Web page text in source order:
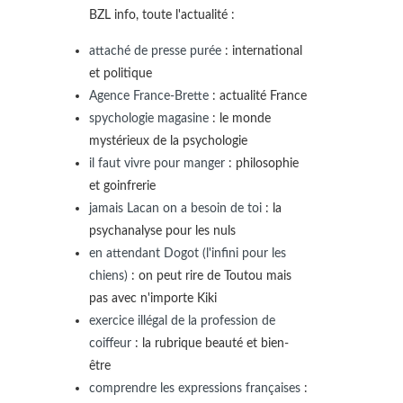
BZL info, toute l'actualité :
attaché de presse purée : international
et politique
Agence France-Brette : actualité France
spychologie magasine : le monde
mystérieux de la psychologie
il faut vivre pour manger : philosophie
et goinfrerie
jamais Lacan on a besoin de toi : la
psychanalyse pour les nuls
en attendant Dogot (l'infini pour les
chiens) : on peut rire de Toutou mais
pas avec n'importe Kiki
exercice illégal de la profession de
coiffeur : la rubrique beauté et bien-
être
comprendre les expressions françaises :